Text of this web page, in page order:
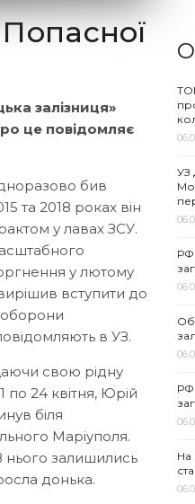
залізниця»
це повідомляє
бив
та 2018 роках він
у лавах ЗСУ.
у лютому
вступити до
оборони
в УЗ.
свою рідну
по 24 квітня, Юрій
біля
Маріуполя.
нього залишились
донька.
УЗ
РФ
РФ
На